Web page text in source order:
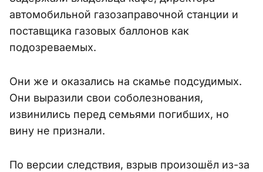
автомобильной газозаправочной станции и
поставщика газовых баллонов как
подозреваемых.
Они же и оказались на скамье подсудимых.
Они выразили свои соболезнования,
извинились перед семьями погибших, но
вину не признали.
По версии следствия, взрыв произошёл из-за